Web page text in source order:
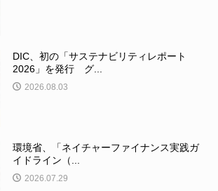
DIC、初の「サステナビリティレポート
2026」を発行 グ...
2026.08.03
環境省、「ネイチャーファイナンス実践ガ
イドライン（...
2026.07.29